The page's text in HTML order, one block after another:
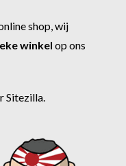
shop, wij
winkel op ons
Sitezilla.